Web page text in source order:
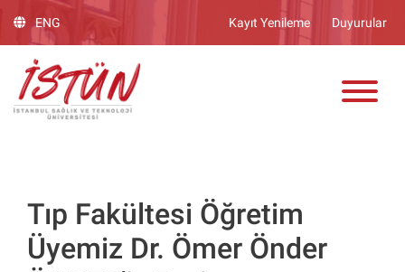
dikkat:
web
sitesinde,
erişilebilirliği
BiClick"
sistemi
bulunur.
ENG Kayıt Yenileme Duyurular
Tıp Fakültesi Öğretim
Üyemiz Dr. Ömer Önder